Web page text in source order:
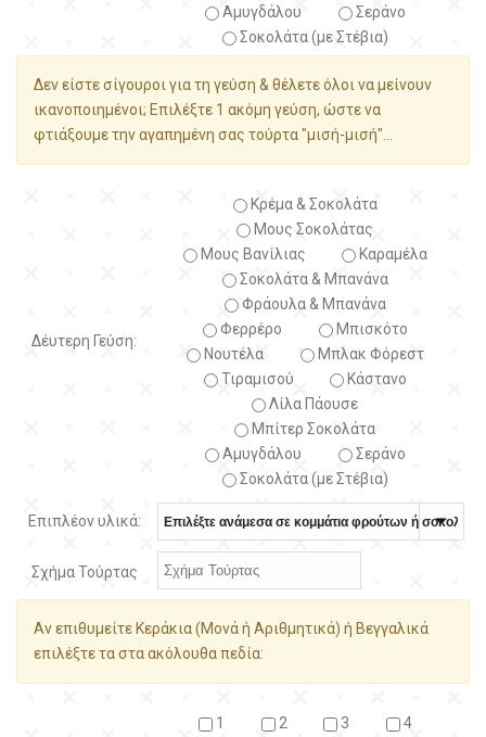
Αμυγδάλου
Σεράνο
Σοκολάτα (με Στέβια)
Δεν είστε σίγουροι για τη γεύση & θέλετε όλοι να μείνουν
ικανοποιημένοι; Επιλέξτε 1 ακόμη γεύση, ώστε να
φτιάξουμε την αγαπημένη σας τούρτα "μισή-μισή"...
Δέυτερη Γεύση:
Κρέμα & Σοκολάτα
Μους Σοκολάτας
Μους Βανίλιας
Καραμέλα
Σοκολάτα & Μπανάνα
Φράουλα & Μπανάνα
Φερρέρο
Μπισκότο
Νουτέλα
Μπλακ Φόρεστ
Τιραμισού
Κάστανο
Λίλα Πάουσε
Μπίτερ Σοκολάτα
Αμυγδάλου
Σεράνο
Σοκολάτα (με Στέβια)
Επιπλέον υλικά:
Σχήμα Τούρτας
Αν επιθυμείτε Κεράκια (Μονά ή Αριθμητικά) ή Βεγγαλικά
επιλέξτε τα στα ακόλουθα πεδία:
1 2 3
4